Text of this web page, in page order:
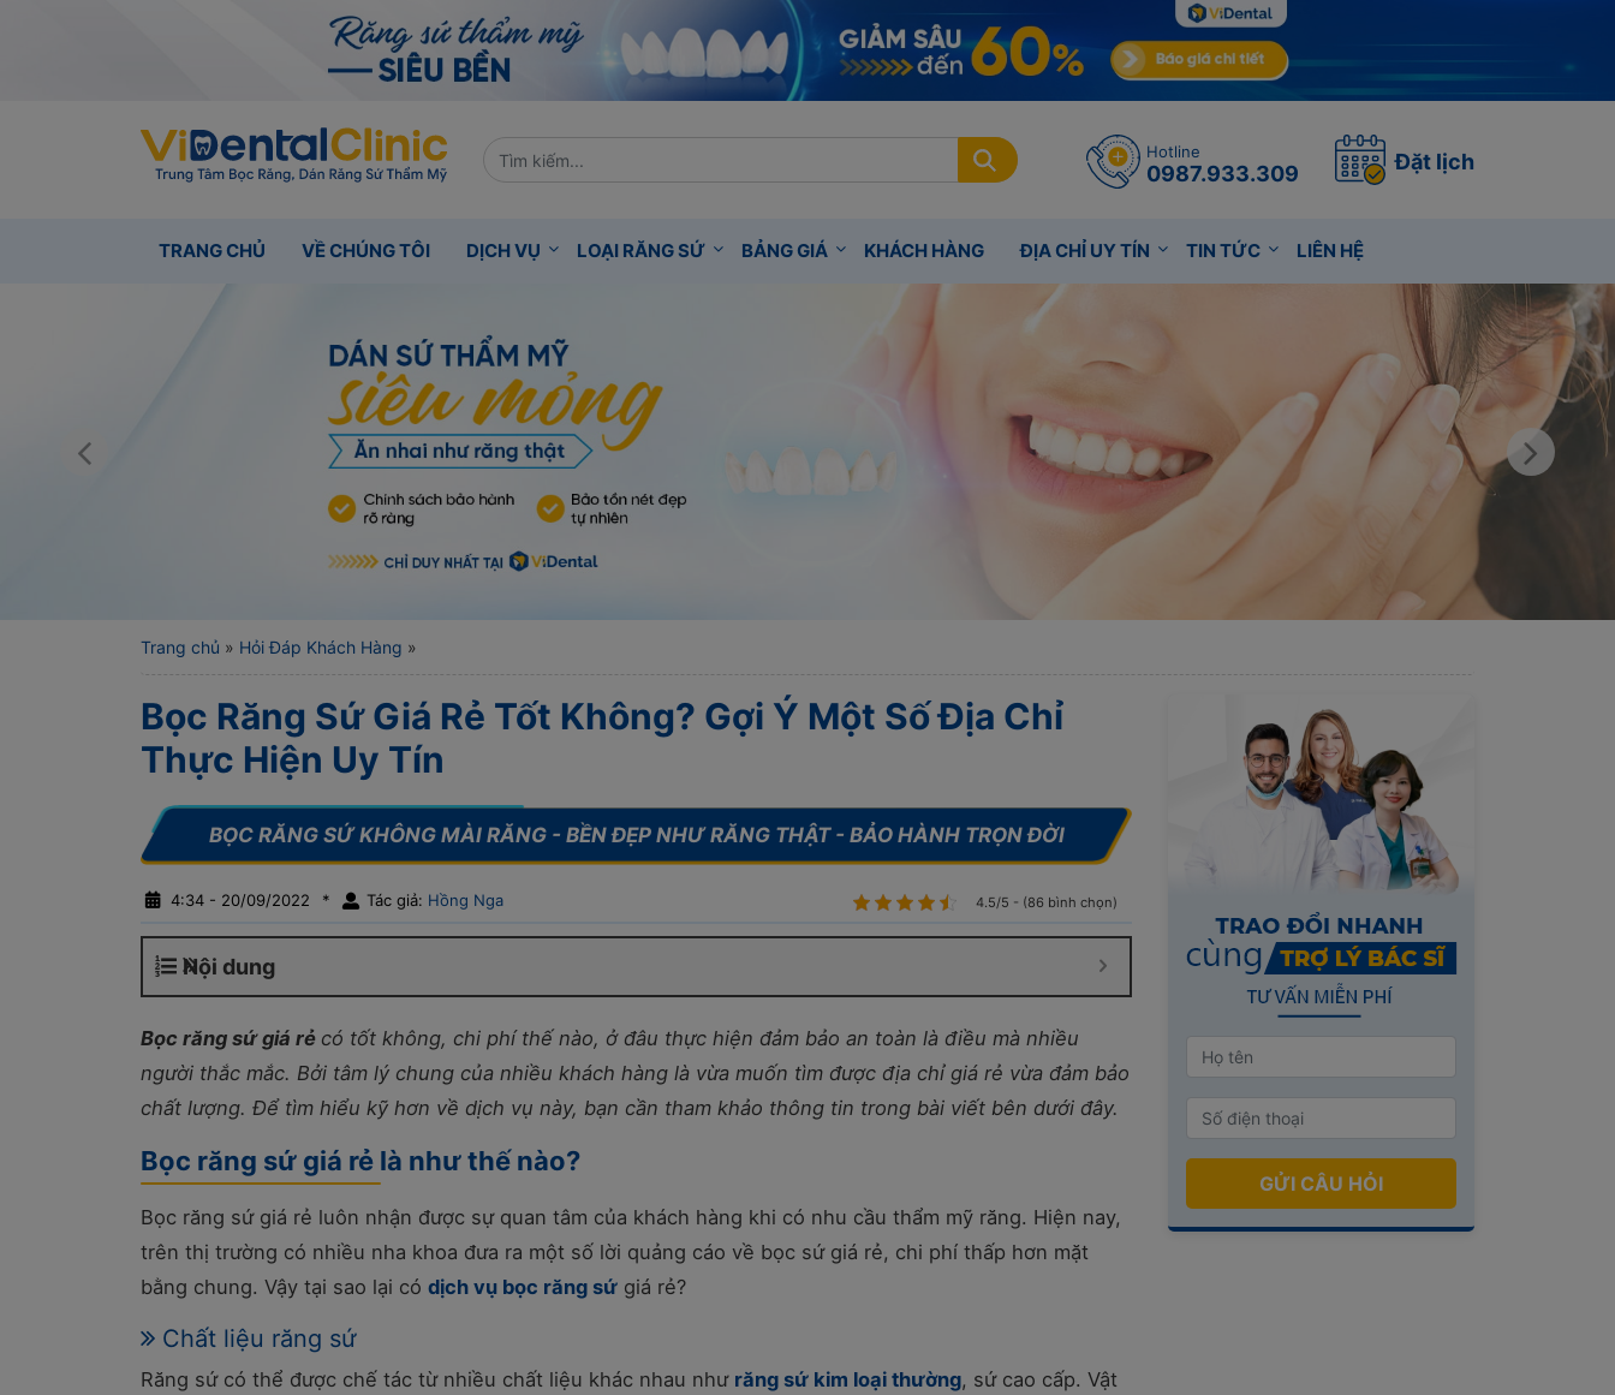
Hotline
0987.933.309 Đặt lịch
TRANG CHỦ VỀ CHÚNG TÔI DỊCH VỤ LOẠI RĂNG SỨ BẢNG GIÁ KHÁCH HÀNG ĐỊA CHỈ UY TÍN TIN TỨC LIÊN HỆ
Trang chủ » Hỏi Đáp Khách Hàng »
Bọc Răng Sứ Giá Rẻ Tốt Không? Gợi Ý Một Số Địa Chỉ
Thực Hiện Uy Tín
4:34 - 20/09/2022 * Tác giả: Hồng Nga 4.5/5 - (86 bình chọn)
Nội dung
Bọc răng sứ giá rẻ có tốt không, chi phí thế nào, ở đâu thực hiện đảm bảo an toàn là điều mà nhiều
người thắc mắc. Bởi tâm lý chung của nhiều khách hàng là vừa muốn tìm được địa chỉ giá rẻ vừa đảm bảo
chất lượng. Để tìm hiểu kỹ hơn về dịch vụ này, bạn cần tham khảo thông tin trong bài viết bên dưới đây.
Bọc răng sứ giá rẻ là như thế nào?
Bọc răng sứ giá rẻ luôn nhận được sự quan tâm của khách hàng khi có nhu cầu thẩm mỹ răng. Hiện nay,
trên thị trường có nhiều nha khoa đưa ra một số lời quảng cáo về bọc sứ giá rẻ, chi phí thấp hơn mặt
bằng chung. Vậy tại sao lại có dịch vụ bọc răng sứ giá rẻ?
Chất liệu răng sứ
Răng sứ có thể được chế tác từ nhiều chất liệu khác nhau như răng sứ kim loại thường, sứ cao cấp. Vật
GỬI CÂU HỎI